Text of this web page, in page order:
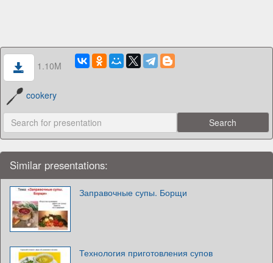
1.10M
cookery
Similar presentations:
Заправочные супы. Борщи
Технология приготовления супов